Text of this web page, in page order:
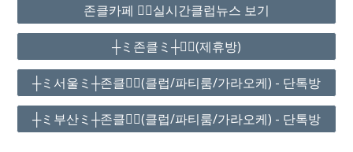
존클카페 ❤️‍🔥실시간클럽뉴스 보기
┼ミ존클ミ┼❤️‍🔥(제휴방)
┼ミ서울ミ┼존클❤️‍🔥(클럽/파티룸/가라오케) - 단톡방
┼ミ부산ミ┼존클❤️‍🔥(클럽/파티룸/가라오케) - 단톡방